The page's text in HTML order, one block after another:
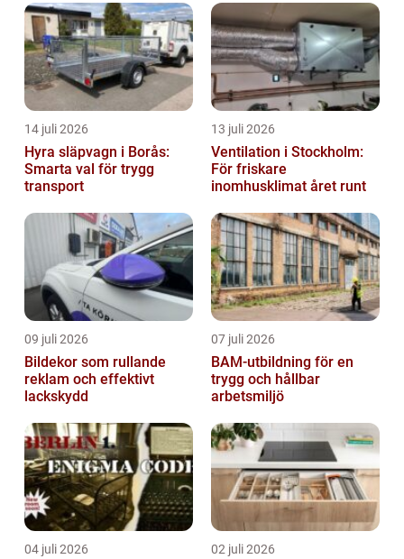
14 juli 2026
Hyra släpvagn i Borås:
Smarta val för trygg
transport
13 juli 2026
Ventilation i Stockholm:
För friskare
inomhusklimat året runt
09 juli 2026
Bildekor som rullande
reklam och effektivt
lackskydd
07 juli 2026
BAM-utbildning för en
trygg och hållbar
arbetsmiljö
04 juli 2026 02 juli 2026